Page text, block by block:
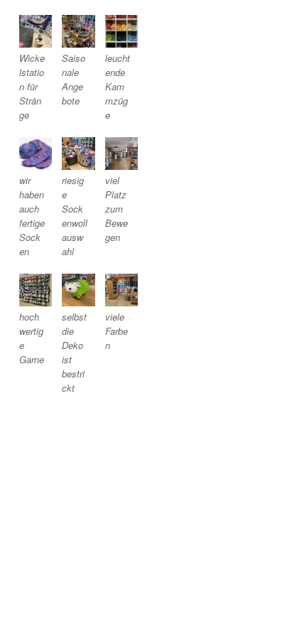
Wicke
lstatio
n für
Strän
ge
Saiso
nale
Ange
bote
leucht
ende
Kam
mzüg
e
wir
haben
auch
fertige
Sock
en
riesig
e
Sock
enwoll
ausw
ahl
viel
Platz
zum
Bewe
gen
hoch
wertig
e
Garne
selbst
die
Deko
ist
bestri
ckt
viele
Farbe
n